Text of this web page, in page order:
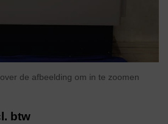
de afbeelding om in te zoomen
btw